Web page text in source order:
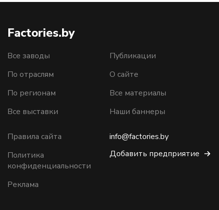
Factories.by
Все заводы
По отраслям
По регионам
Все выставки
Публикации
О сайте
Все материалы
Наши баннеры
Правила сайта
Политика
конфиденциальности
Реклама
info@factories.by
Добавить предприятие